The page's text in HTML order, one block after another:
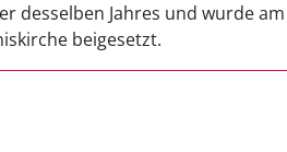
desselben Jahres und wurde
beigesetzt.